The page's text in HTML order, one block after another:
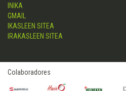
INIKA
GMAIL
IKASLEEN SITEA
IRAKASLEEN SITEA
Colaboradores